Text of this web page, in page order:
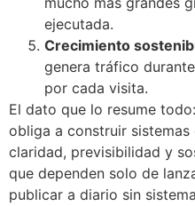
ejecutada.
Crecimiento
genera tráfico
por cada visita.
El dato que lo resume
obliga a construir
claridad, previsibilidad y
que dependen solo de
publicar a diario sin